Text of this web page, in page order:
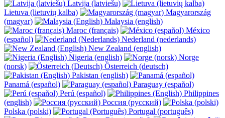
Latvija (latviešu)
Lietuva (lietuvių kalba)
Magyarország
(magyar)
Malaysia (english)
Maroc (français)
México
(español)
Nederland (nederlands)
New Zealand (english)
Nigeria (english)
Norge
(norsk)
Österreich (deutsch)
Pakistan (english)
Panamá (español)
Paraguay (español)
Perú (español)
Philippines
(english)
Россия (русский)
Polska (polski)
Portugal (português)